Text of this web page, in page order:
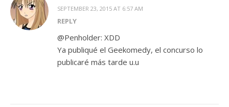
SEPTEMBER 23, 2015 AT 6:57 AM
REPLY
@Penholder: XDD
Ya publiqué el Geekomedy, el concurso lo
publicaré más tarde u.u